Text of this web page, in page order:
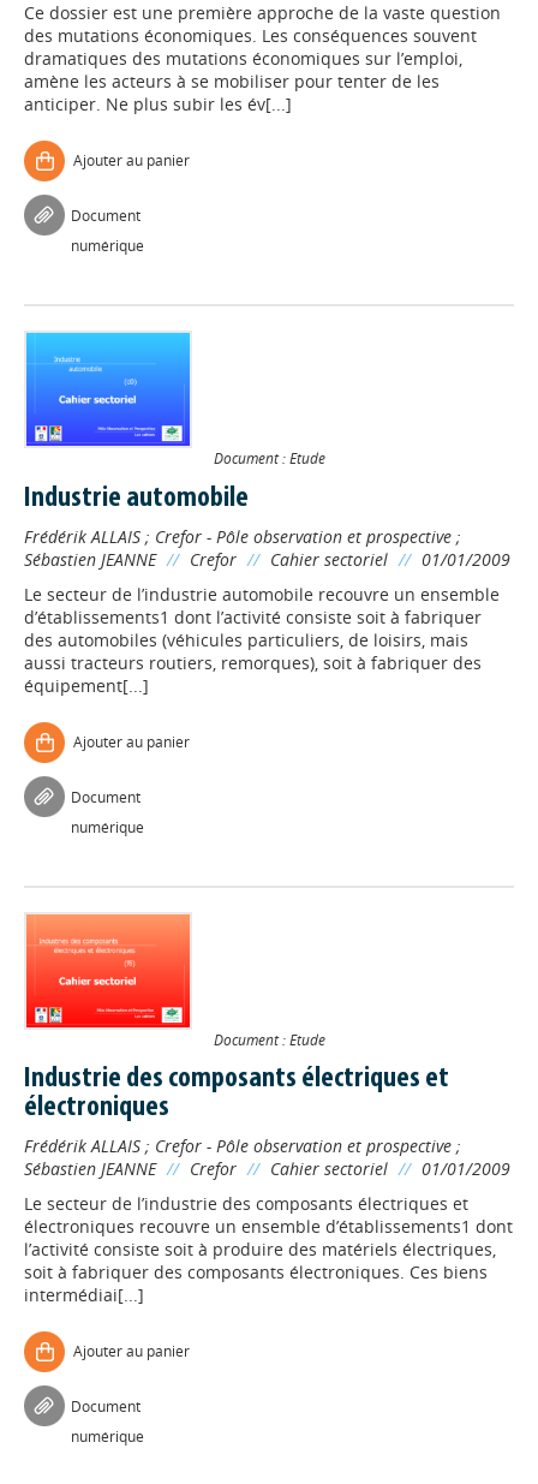
Ce dossier est une première approche de la vaste question
des mutations économiques. Les conséquences souvent
dramatiques des mutations économiques sur l’emploi,
amène les acteurs à se mobiliser pour tenter de les
anticiper. Ne plus subir les év[...]
Ajouter au panier
Document
numérique
Document : Etude
Industrie automobile
Frédérik ALLAIS ; Crefor - Pôle observation et prospective ;
Sébastien JEANNE // Crefor // Cahier sectoriel // 01/01/2009
Le secteur de l’industrie automobile recouvre un ensemble
d’établissements1 dont l’activité consiste soit à fabriquer
des automobiles (véhicules particuliers, de loisirs, mais
aussi tracteurs routiers, remorques), soit à fabriquer des
équipement[...]
Ajouter au panier
Document
numérique
Document : Etude
Industrie des composants électriques et
électroniques
Frédérik ALLAIS ; Crefor - Pôle observation et prospective ;
Sébastien JEANNE // Crefor // Cahier sectoriel // 01/01/2009
Le secteur de l’industrie des composants électriques et
électroniques recouvre un ensemble d’établissements1 dont
l’activité consiste soit à produire des matériels électriques,
soit à fabriquer des composants électroniques. Ces biens
intermédiai[...]
Ajouter au panier
Document
numérique